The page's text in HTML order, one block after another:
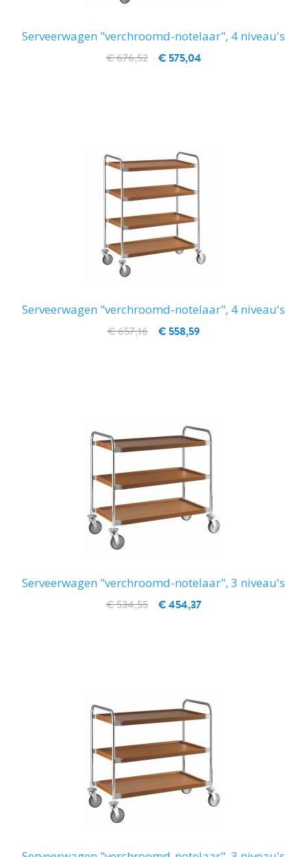
Serveerwagen "verchroomd-notelaar", 4 niveau's
€ 575,04
€ 676,52
Serveerwagen "verchroomd-notelaar", 4 niveau's
€ 558,59
€ 657,16
Serveerwagen "verchroomd-notelaar", 3 niveau's
€ 454,37
€ 534,55